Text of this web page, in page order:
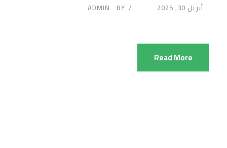
أبريل 30, 2025 BY
ADMIN
Read More